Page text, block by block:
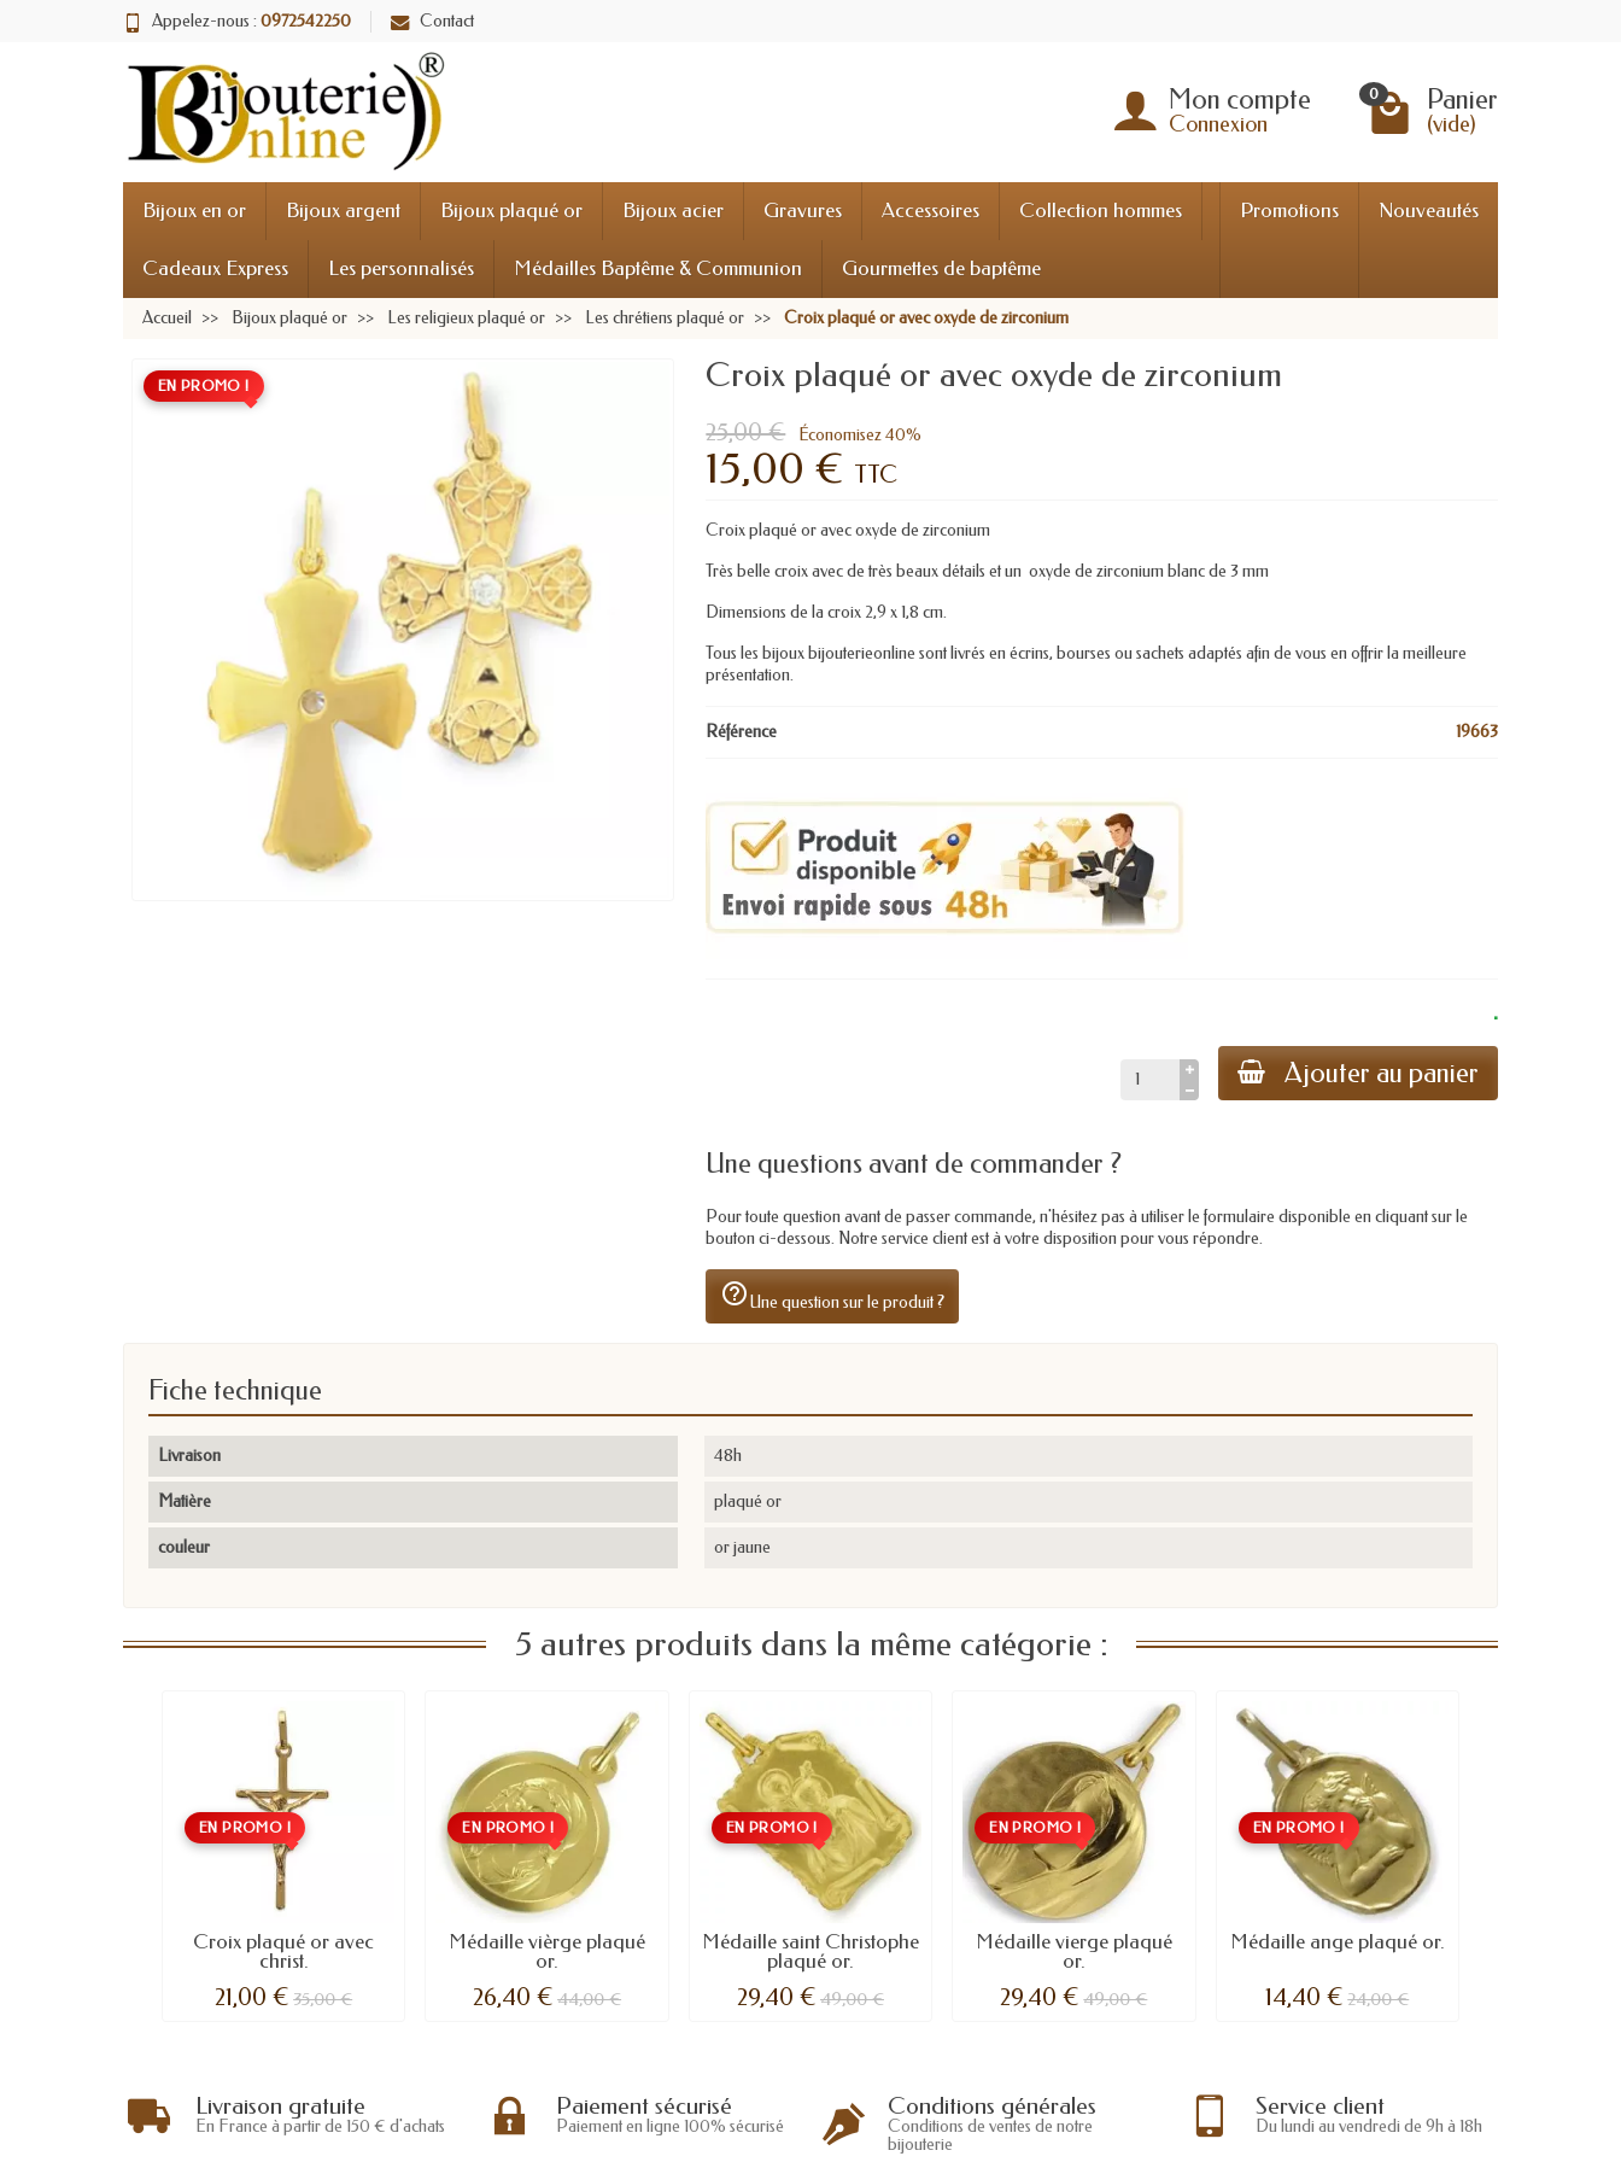
Appelez-nous : 0972542250 Contact
Mon compte
Connexion
0 Panier
(vide)
Bijoux en or Bijoux argent Bijoux plaqué or Bijoux acier Gravures Accessoires Collection hommes
Cadeaux Express Les personnalisés Médailles Baptême & Communion Gourmettes de baptême
Promotions Nouveautés
Accueil Bijoux plaqué or Les religieux plaqué or Les chrétiens plaqué or Croix plaqué or avec oxyde de zirconium
EN PROMO ! Croix plaqué or avec oxyde de zirconium
25,00 € Économisez 40%
15,00 € TTC
Croix plaqué or avec oxyde de zirconium
Très belle croix avec de très beaux détails et un oxyde de zirconium blanc de 3 mm
Dimensions de la croix 2,9 x 1,8 cm.
Tous les bijoux bijouterieonline sont livrés en écrins, bourses ou sachets adaptés afin de vous en offrir la meilleure
présentation.
Référence 19663
.
Ajouter au panier
Une questions avant de commander ?
Pour toute question avant de passer commande, n'hésitez pas à utiliser le formulaire disponible en cliquant sur le
bouton ci-dessous. Notre service client est à votre disposition pour vous répondre.
help_outlineUne question sur le produit ?
Fiche technique
Livraison 48h
Matière plaqué or
couleur or jaune
5 autres produits dans la même catégorie :
EN PROMO !
Croix plaqué or avec
christ.
21,00 € 35,00 €
EN PROMO !
Médaille vièrge plaqué
or.
26,40 € 44,00 €
EN PROMO !
Médaille saint Christophe
plaqué or.
29,40 € 49,00 €
EN PROMO !
Médaille vierge plaqué
or.
29,40 € 49,00 €
EN PROMO !
Médaille ange plaqué or.
14,40 € 24,00 €
Livraison gratuite
En France à partir de 150 € d'achats
Paiement sécurisé
Paiement en ligne 100% sécurisé
Conditions générales
Conditions de ventes de notre
bijouterie
Service client
Du lundi au vendredi de 9h à 18h